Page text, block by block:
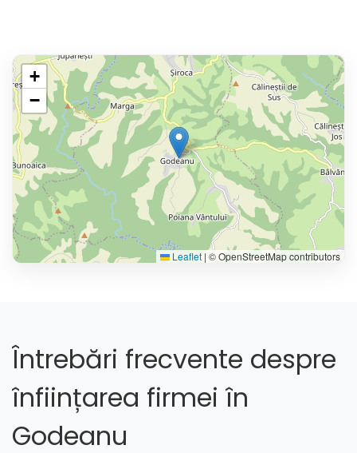
+
−
Leaflet | © OpenStreetMap contributors
Întrebări frecvente despre
înființarea firmei în
Godeanu